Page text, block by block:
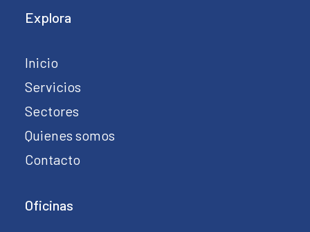
Explora
Inicio
Servicios
Sectores
Quienes somos
Contacto
Oficinas